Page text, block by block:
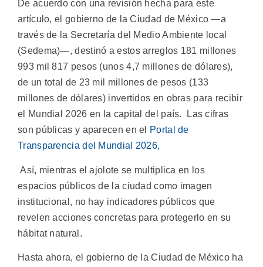
De acuerdo con una revisión hecha para este
artículo, el gobierno de la Ciudad de México —a
través de la Secretaría del Medio Ambiente local
(Sedema)—, destinó a estos arreglos 181 millones
993 mil 817 pesos (unos 4,7 millones de dólares),
de un total de 23 mil millones de pesos (133
millones de dólares) invertidos en obras para recibir
el Mundial 2026 en la capital del país. Las cifras
son públicas y aparecen en el
Portal de
Transparencia del Mundial 2026,
Así, mientras el ajolote se multiplica en los
espacios públicos de la ciudad como imagen
institucional, no hay indicadores públicos que
revelen acciones concretas para protegerlo en su
hábitat natural.
Hasta ahora, el gobierno de la Ciudad de México ha